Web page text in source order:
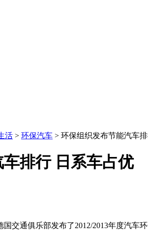
活 > 环保汽车 > 环保组织发布节能汽车
排行 日系车占优
交通俱乐部发布了2012/2013年度汽车